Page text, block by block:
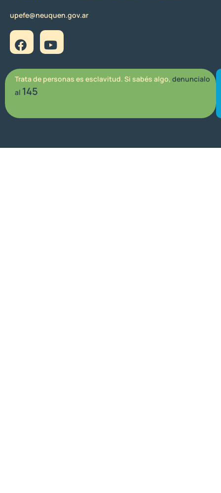
upefe@neuquen.gov.ar
Trata de personas es esclavitud. Si sabés algo, denuncialo
al 145